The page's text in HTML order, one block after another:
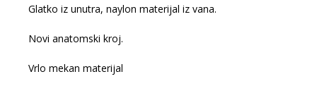
Glatko iz unutra, naylon materijal iz vana.
Novi anatomski kroj.
Vrlo mekan materijal